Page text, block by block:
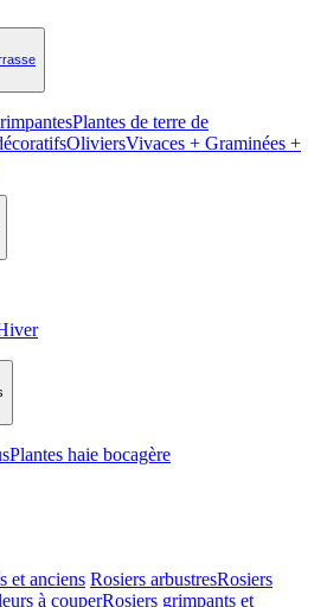
Plantes de terre de
OliviersVivaces + Graminées +
Plantes haie bocagère
et anciens Rosiers arbustresRosiers
à couperRosiers grimpants et